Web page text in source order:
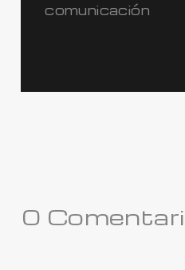
comunicación
0